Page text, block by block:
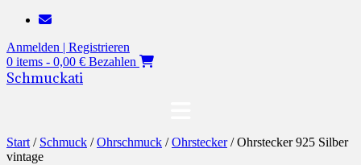
Zum
springen
Anmelden | Registrieren
0 items - 0,00 € Bezahlen
Schmuckati
Start / Schmuck /Ohrschmuck /Ohrstecker/ Ohrstecker 925 Silber
vintage